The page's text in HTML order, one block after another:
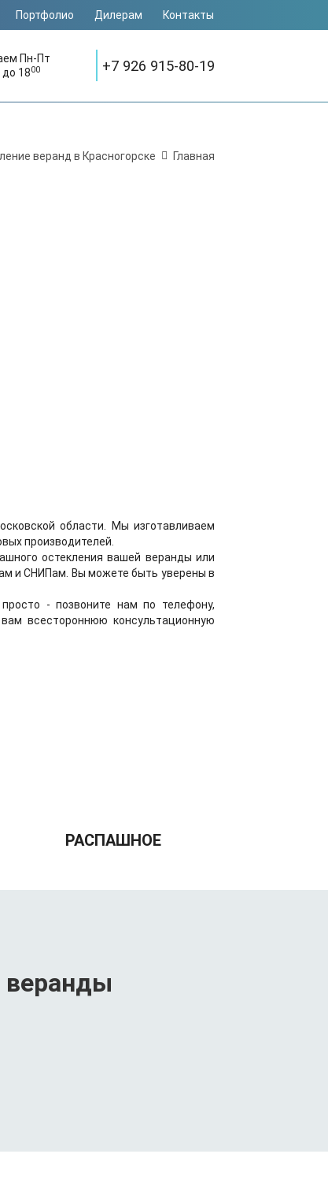
Портфолио Дилерам Контакты
Пн-Пт
до 1800 +7 926 915-80-19
веранд в Красногорске Главная
области. Мы изготавливаем
производителей.
остекления вашей веранды или
и СНИПам. Вы можете быть уверены в
- позвоните нам по телефону,
всестороннюю консультационную
РАСПАШНОЕ
веранды